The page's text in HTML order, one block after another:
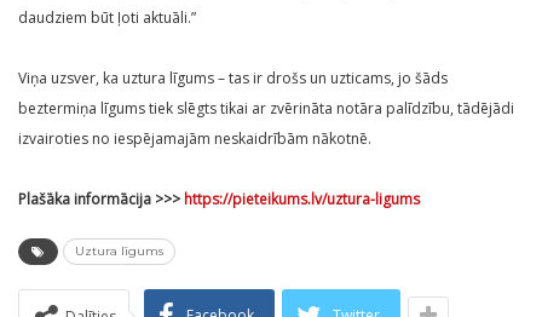
daudziem būt ļoti aktuāli.”
Viņa uzsver, ka uztura līgums – tas ir drošs un uzticams, jo šāds
beztermiņa līgums tiek slēgts tikai ar zvērināta notāra palīdzību, tādējādi
izvairoties no iespējamajām neskaidrībām nākotnē.
Plašāka informācija >>> https://pieteikums.lv/uztura-ligums
Uztura līgums